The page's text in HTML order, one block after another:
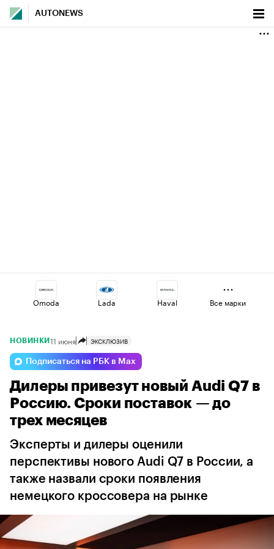
AUTONEWS
Omoda Lada Haval
Changan Jaecoo
Voyah Volga Geely
Все марки
НОВИНКИ 11 июня ЭКСКЛЮЗИВ
Подписаться на РБК в Max
Дилеры привезут новый Audi Q7 в
Россию. Сроки поставок — до
трех месяцев
Эксперты и дилеры оценили
перспективы нового Audi Q7 в России, а
также назвали сроки появления
немецкого кроссовера на рынке